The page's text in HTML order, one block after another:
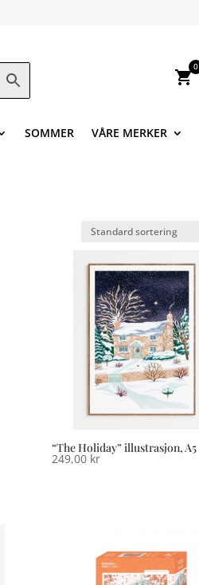
shopping_cart
0
SOMMER VÅRE MERKER
“The Holiday” illustrasjon, A5
249,00 kr